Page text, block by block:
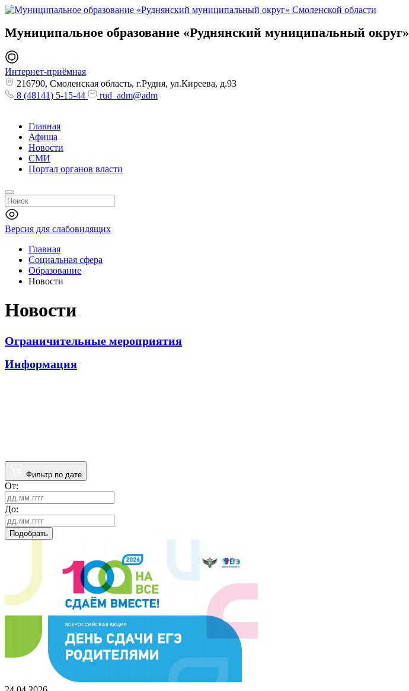
Муниципальное образование «Руднянский муниципальный округ»
Интернет-приёмная
216790, Смоленская область, г.Рудня, ул.Киреева, д.93
8 (48141) 5-15-44
rud_adm@adm
Главная
Афиша
Новости
СМИ
Портал органов власти
Версия для слабовидящих
Главная
Социальная сфера
Образование
Новости
Новости
Ограничительные мероприятия
Информация
Фильтр по дате
От:
До:
Подобрать